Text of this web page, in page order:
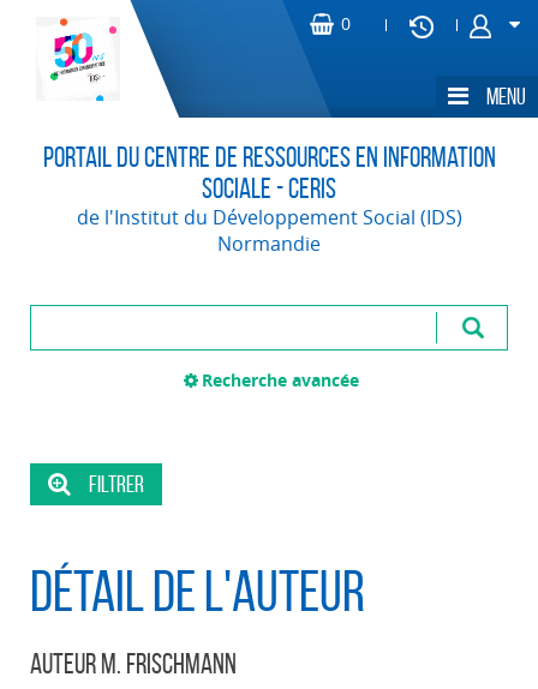
Portail du Centre de Ressources en Information
Sociale - CERIS
de l'Institut du Développement Social (IDS)
Normandie
Recherche avancée
Détail de l'auteur
Auteur M. Frischmann